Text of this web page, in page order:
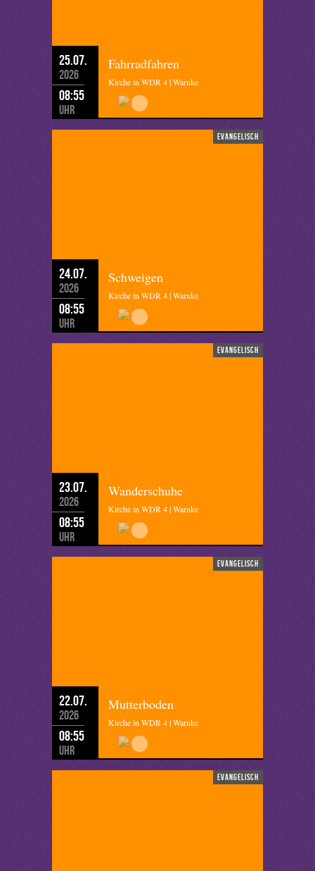
25.07.
2026
08:55
Uhr
Fahrradfahren
Kirche in WDR 4 | Warnke
evangelisch
24.07.
2026
08:55
Uhr
Schweigen
Kirche in WDR 4 | Warnke
evangelisch
23.07.
2026
08:55
Uhr
Wanderschuhe
Kirche in WDR 4 | Warnke
evangelisch
22.07.
2026
08:55
Uhr
Mutterboden
Kirche in WDR 4 | Warnke
evangelisch